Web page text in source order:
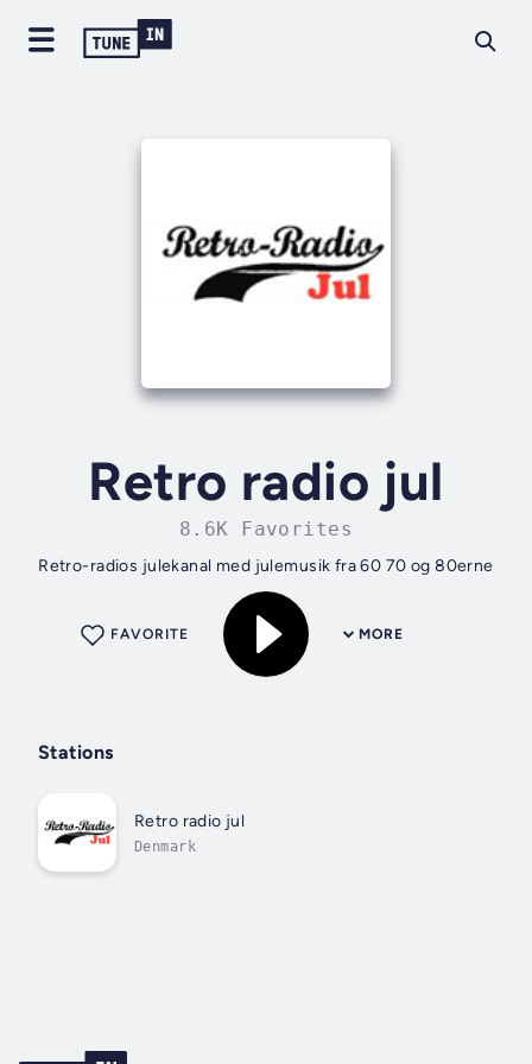
Retro radio jul
8.6K Favorites
Retro-radios julekanal med julemusik fra 60 70 og 80erne
MORE
FAVORITE
Stations
Retro radio jul
Denmark